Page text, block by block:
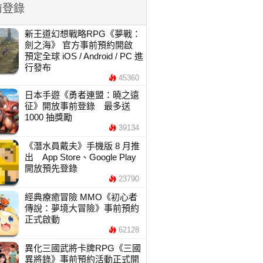
錄
新王道幻想戰略RPG《夢戰：
劍之海》 官方事前預約開啟
預定全球 iOS / Android / PC 進
行發布
45360
日本手遊《勇者連盟：曉之遠
征》開放事前登錄 最多送
1000 抽獎勵
39134
《潛水員戴夫》手機版 8 月推
出 App Store、Google Play
開放預先登錄
23790
經典療癒冒險 MMO《初心者
傳說：夢境大冒險》事前預約
正式啟動
62128
異化三國武將卡牌RPG《三國
異將錄》事前預約活動正式開